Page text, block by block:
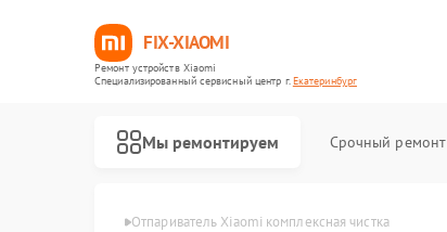
FIX-XIAOMI
Ремонт устройств Xiaomi
Специализированный cервисный центр г.Екатеринбург
Мы ремонтируем Срочный ремонт
в Екатеринбурге Отпариватель Xiaomi комплексная чистка